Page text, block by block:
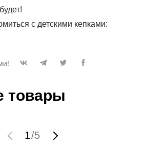
с детскими кепками:
товары
1/5